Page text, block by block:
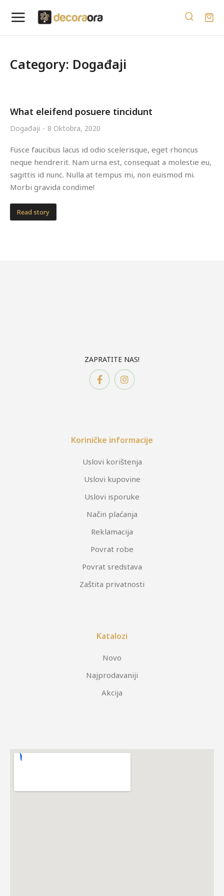
Category: Događaji
What eleifend posuere tincidunt
Događaji 8 Oktobra, 2020
Fusce faucibus lacus id odio scelerisque, eget rhoncus
neque hendrerit. Nam urna est, consequat a molestie eu,
sagittis id nunc. Nulla at tempus mi, non euismod mi.
Morbi gravida condime!
Read story
ZAPRATITE NAS!
Koriničke informacije
Uslovi korištenja
Uslovi kupovine
Uslovi isporuke
Način plaćanja
Reklamacija
Povrat robe
Povrat sredstava
Zaštita privatnosti
Katalozi
Novo
Najprodavaniji
Akcija